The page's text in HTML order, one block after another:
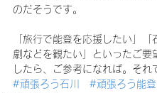
のだそうです。
「旅行で能登を応援したい」「
劇などを観たい」といったご要
したら、ご参考になれば。それ
#頑張ろう石川
#頑張ろう能登